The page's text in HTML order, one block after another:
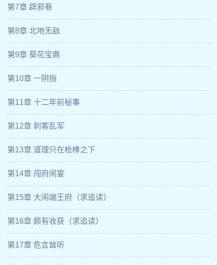
第7章 辟邪巷
第8章 北地无敌
第9章 葵花宝典
第10章 一阴指
第11章 十二年前秘事
第12章 刺客乱军
第13章 道理只在枪棒之下
第14章 闯府闹宴
第15章 大闹端王府（求追读）
第16章 颇有收获（求追读）
第17章 危言耸听